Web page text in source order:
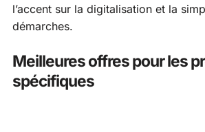
l’accent sur la digitalisation et la
démarches.
Meilleures offres pour les
spécifiques